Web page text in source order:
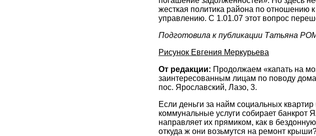
жесткая политика района по отношению
управлению. С 1.01.07 этот вопрос
Подготовила к публикации Татьяна
Рисунок Евгения Меркурьева
От редакции: Продолжаем «капать на
заинтересованным лицам по поводу
пос. Ярославский, Лазо, 3.
Если деньги за найм социальных квартир
коммунальные услуги собирает
направляет их прямиком, как в бездонную
откуда ж они возьмутся на ремонт